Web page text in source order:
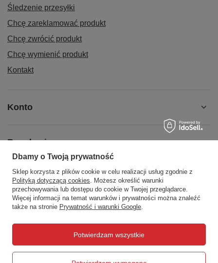
Śledzenie przesyłki
Chcę zareklamować produkt
Chcę zwrócić produkt
Chcę wymienić produkt
Kontakt
Konto
Regulaminy
Social Media
biuro@centrumwarsztatowe.pl
CentrumWarsztatowe.pl
Dbamy o Twoją prywatność
Sklep korzysta z plików cookie w celu realizacji usług zgodnie z
Polityką dotyczącą cookies. Możesz określić warunki
przechowywania lub dostępu do cookie w Twojej przeglądarce.
Więcej informacji na temat warunków i prywatności można znaleźć
także na stronie Prywatność i warunki Google.
Potwierdzam wszystkie